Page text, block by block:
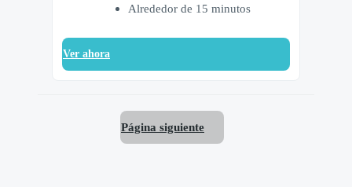
Alrededor de 15 minutos
Ver ahora
Página siguiente